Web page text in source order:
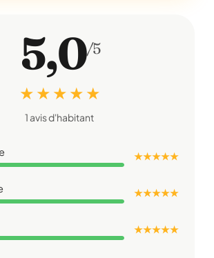
5,0/5
★ ★ ★ ★ ★
1 avis d'habitant
★ ★ ★ ★ ★
★ ★ ★ ★ ★
★ ★ ★ ★ ★